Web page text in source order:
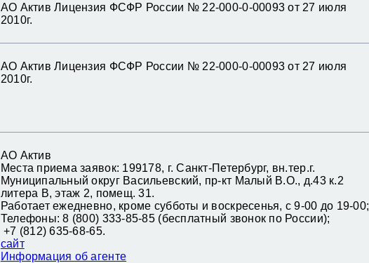
АО Актив Лицензия ФСФР России № 22-000-0-00093 от 27 июля
2010г.
АО Актив Лицензия ФСФР России № 22-000-0-00093 от 27 июля
2010г.
АО Актив
Места приема заявок: 199178, г. Санкт-Петербург, вн.тер.г.
Муниципальный округ Васильевский, пр-кт Малый В.О., д.43 к.2
литера В, этаж 2, помещ. 31.
Работает ежедневно, кроме субботы и воскресенья, с 9-00 до 19-00;
Телефоны: 8 (800) 333-85-85 (бесплатный звонок по России);
+7 (812) 635-68-65.
сайт
Информация об агенте